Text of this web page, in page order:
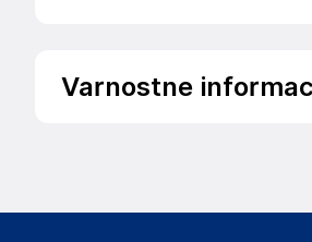
Varnostne
Slike o varnosti izdelka vsebujejo